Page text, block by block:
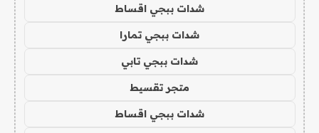
شدات ببجي اقساط
شدات ببجي تمارا
شدات ببجي تابي
متجر تقسيط
شدات ببجي اقساط